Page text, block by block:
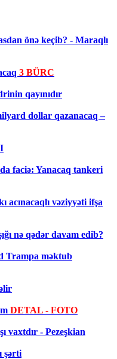
önə keçib? - Maraqlı
3 BÜRC
qayınıdır
dollar qazanacaq –
faciə: Yanacaq tankeri
acınacaqlı vəziyyəti ifşa
nə qədər davam edib?
Trampa məktub
DETAL - FOTO
vaxtdır - Pezeşkian
şərti